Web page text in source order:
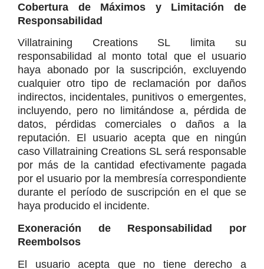
Cobertura de Máximos y Limitación de
Responsabilidad
Villatraining Creations SL limita su
responsabilidad al monto total que el usuario
haya abonado por la suscripción, excluyendo
cualquier otro tipo de reclamación por daños
indirectos, incidentales, punitivos o emergentes,
incluyendo, pero no limitándose a, pérdida de
datos, pérdidas comerciales o daños a la
reputación. El usuario acepta que en ningún
caso Villatraining Creations SL será responsable
por más de la cantidad efectivamente pagada
por el usuario por la membresía correspondiente
durante el período de suscripción en el que se
haya producido el incidente.
Exoneración de Responsabilidad por
Reembolsos
El usuario acepta que no tiene derecho a